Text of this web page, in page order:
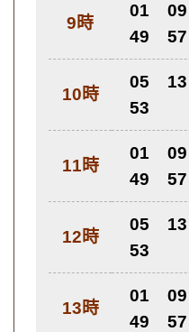
9時
01 09
49
57
10時
05 13
53
11時
01 09
49
57
12時
05 13
53
13時
01 09
49
57